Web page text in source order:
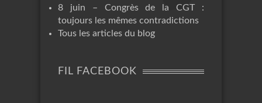
8 juin – Congrès de la CGT :
toujours les mêmes contradictions
Tous les articles du blog
FIL FACEBOOK